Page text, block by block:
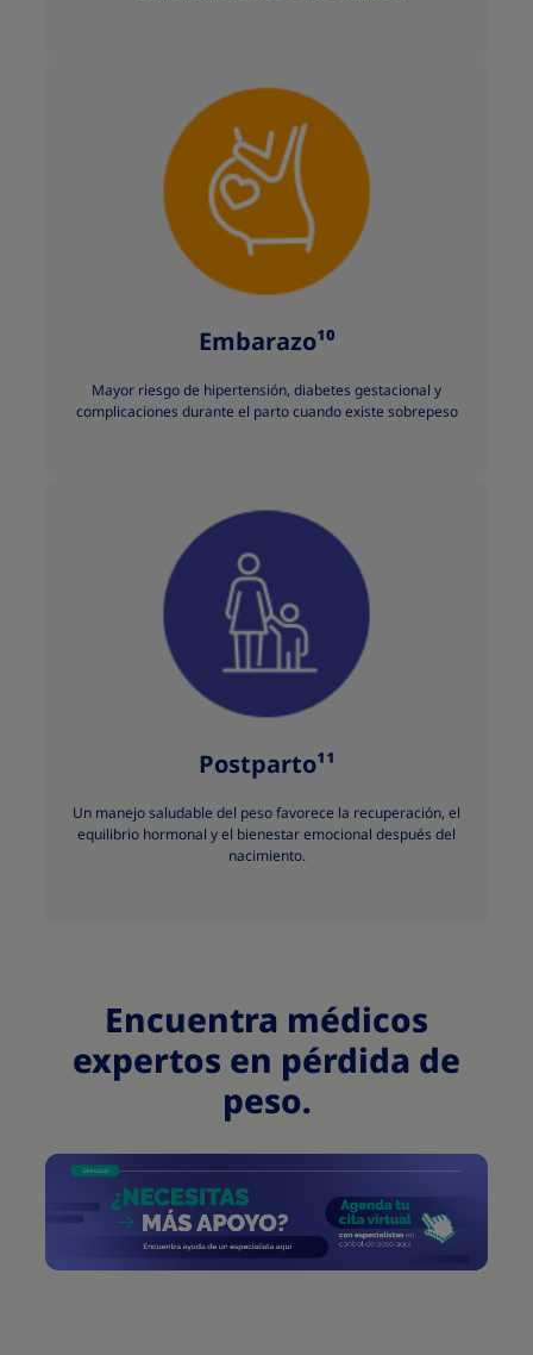
Embarazo¹⁰
Mayor riesgo de hipertensión, diabetes gestacional y
complicaciones durante el parto cuando existe sobrepeso
Postparto¹¹
Un manejo saludable del peso favorece la recuperación, el
equilibrio hormonal y el bienestar emocional después del
nacimiento.
Encuentra médicos
expertos en pérdida de
peso.